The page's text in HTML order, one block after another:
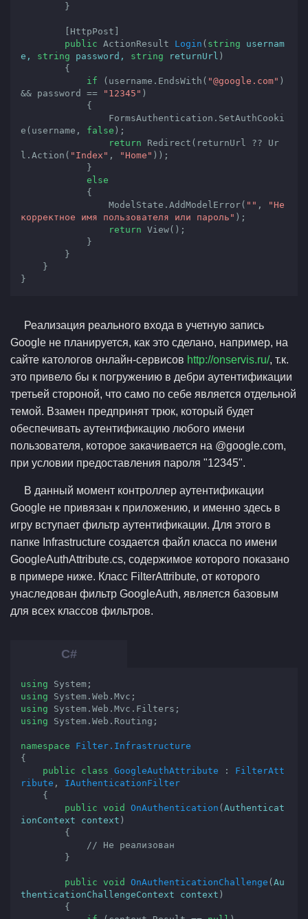
public ActionResult Login ( string usernam
e, string password, string returnUrl )
{
if (username.EndsWith( "@google.com" )
&& password ==
"12345" )
e(username, false );
return Redirect(returnUrl ?? Ur
l.Action( "Index" , "Home" ));
else
                ModelState.AddModelError(
"" ,
"Не
корректное имя пользователя или пароль" );
return View();
}
Реализация реального входа в учетную запись
Google не планируется, как это сделано, например, на
сайте катологов онлайн-сервисов http://onservis.ru/, т.к.
это привело бы к погружению в дебри аутентификации
третьей стороной, что само по себе является отдельной
темой. Взамен предпринят трюк, который будет
обеспечивать аутентификацию любого имени
пользователя, которое закачивается на @google.com,
при условии предоставления пароля "12345".
В данный момент контроллер аутентификации
Google не привязан к приложению, и именно здесь в
игру вступает фильтр аутентификации. Для этого в
папке Infrastructure создается файл класса по имени
GoogleAuthAttribute.cs, содержимое которого показано
в примере ниже. Класс FilterAttribute, от которого
унаследован фильтр GoogleAuth, является базовым
для всех классов фильтров.
using
using
using
using System.Web.Routing;
namespace
Filter.Infrastructure
{
public
class GoogleAuthAttribute : FilterAtt
ribute , IAuthenticationFilter
public void OnAuthentication ( Authenticat
ionContext context )
{
// Не реализован
public void OnAuthenticationChallenge ( Au
thenticationChallengeContext context )
{